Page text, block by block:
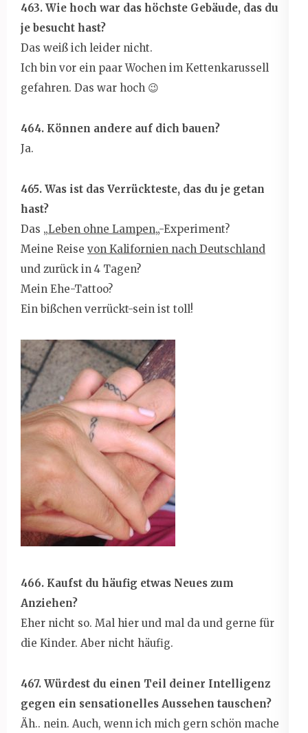
463. Wie hoch war das höchste Gebäude, das du
je besucht hast?
Das weiß ich leider nicht.
Ich bin vor ein paar Wochen im Kettenkarussell
gefahren. Das war hoch 😉
464. Können andere auf dich bauen?
Ja.
465. Was ist das Verrückteste, das du je getan
hast?
Das „Leben ohne Lampen„-Experiment?
Meine Reise von Kalifornien nach Deutschland
und zurück in 4 Tagen?
Mein Ehe-Tattoo?
Ein bißchen verrückt-sein ist toll!
466. Kaufst du häufig etwas Neues zum
Anziehen?
Eher nicht so. Mal hier und mal da und gerne für
die Kinder. Aber nicht häufig.
467. Würdest du einen Teil deiner Intelligenz
gegen ein sensationelles Aussehen tauschen?
Äh.. nein. Auch, wenn ich mich gern schön mache